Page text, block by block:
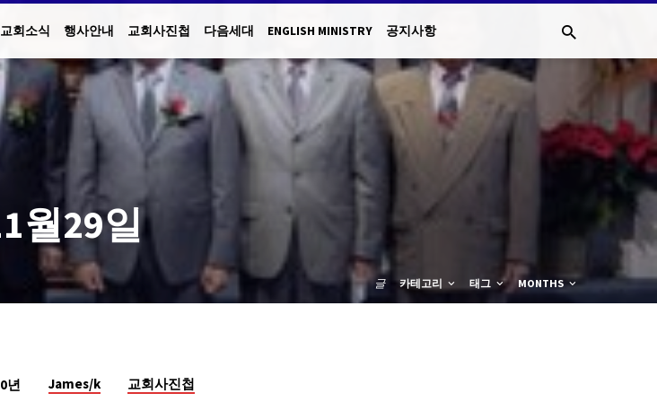
교회소식 행사안내 교회사진첩 다음세대 ENGLISH MINISTRY 공지사항
월29일
글 카테고리 태그 MONTHS
년 James/k 교회사진첩